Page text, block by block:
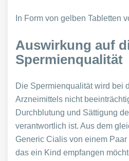
In Form von gelben Tabletten
Auswirkung auf
Spermienqualität
Die Spermienqualität wird bei
Arzneimittels nicht
Durchblutung und Sättigung
verantwortlich ist. Aus dem
Generic Cialis von einem
das ein Kind empfangen